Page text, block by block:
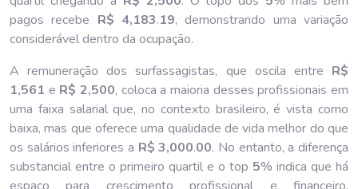
pagos recebe R$ 4,183.19, demonstrando uma variação
considerável dentro da ocupação.
A remuneração dos surfassagistas, que oscila entre R$
1,561 e R$ 2,500, coloca a maioria desses profissionais em
uma faixa salarial que, no contexto brasileiro, é vista como
baixa, mas que oferece uma qualidade de vida melhor do que
os salários inferiores a R$ 3,000.00. No entanto, a diferença
substancial entre o primeiro quartil e o top 5% indica que há